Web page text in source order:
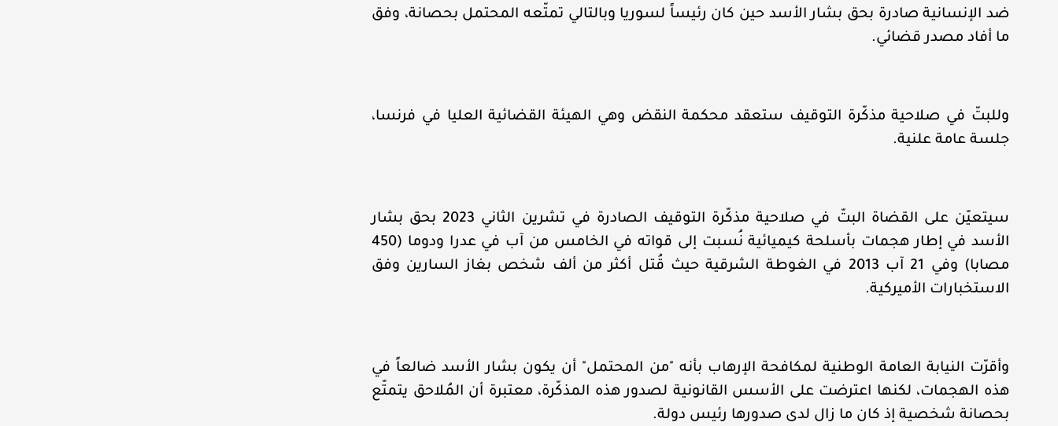
ضد الإنسانية صادرة بحق بشار الأسد حين كان رئيساً لسوريا وبالتالي تمتّعه المحتمل بحصانة، وفق
ما أفاد مصدر قضائي.
وللبتّ في صلاحية مذكّرة التوقيف ستعقد محكمة النقض وهي الهيئة القضائية العليا في فرنسا،
جلسة عامة علنية.
سيتعيّن على القضاة البتّ في صلاحية مذكّرة التوقيف الصادرة في تشرين الثاني 2023 بحق بشار
الأسد في إطار هجمات بأسلحة كيميائية نُسبت إلى قواته في الخامس من آب في عدرا ودوما (450
مصابا) وفي 21 آب 2013 في الغوطة الشرقية حيث قُتل أكثر من ألف شخص بغاز السارين وفق
الاستخبارات الأميركية.
وأقرّت النيابة العامة الوطنية لمكافحة الإرهاب بأنه "من المحتمل" أن يكون بشار الأسد ضالعاً في
هذه الهجمات، لكنها اعترضت على الأسس القانونية لصدور هذه المذكّرة، معتبرة أن المُلاحق يتمتّع
بحصانة شخصية إذ كان ما زال لدى صدورها رئيس دولة.